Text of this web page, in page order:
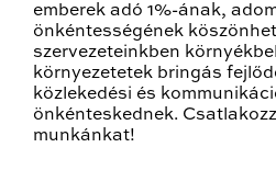
emberek adó 1%-ának,
önkéntességének
szervezeteinkben
környezetetek bringás
közlekedési és
önkénteskednek.
munkánkat!